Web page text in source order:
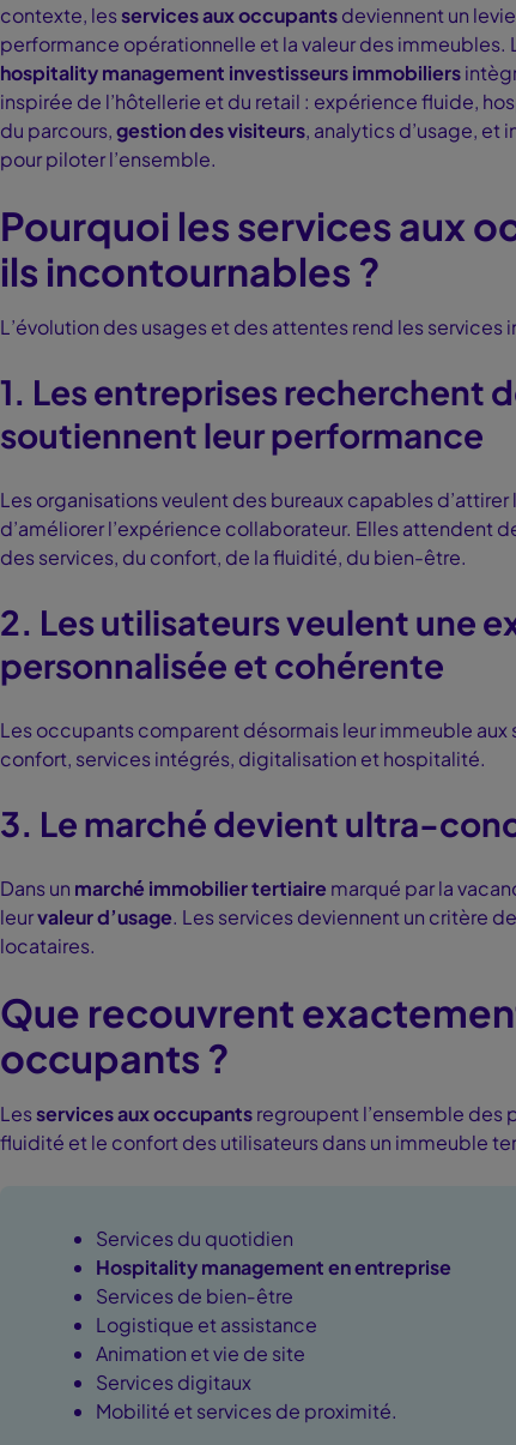
contexte, lesservices aux occupantsdeviennent un
performance opérationnelle et la valeur des immeubles.
hospitality management investisseurs immobiliers
inspirée de l’hôtellerie et du retail : expérience fluide,
du parcours,gestion des visiteurs, analytics d’usage, et
pour piloter l’ensemble.
Pourquoi les services aux
ils incontournables ?
L’évolution des usages et des attentes rend les services
1. Les entreprises recherchent
soutiennent leur performance
Les organisations veulent des bureaux capables
d’améliorer l’expérience collaborateur. Elles attendent
des services, du confort, de la fluidité, du bien-être.
2. Les utilisateurs veulent une
personnalisée et cohérente
Les occupants comparent désormais leur immeuble
confort, services intégrés, digitalisation et hospitalité.
3. Le marché devient ultra-
Dans un marché immobilier tertiaire marqué par la
leurvaleur d’usage. Les services deviennent un critère
locataires.
Que recouvrent
occupants ?
Lesservices aux occupantsregroupent l’ensemble des
fluidité et le confort des utilisateurs dans un immeuble
Services du quotidien
Hospitality management en entreprise
Services de bien‑être
Logistique et assistance
Animation et vie de site
Services digitaux
Mobilité et services de proximité.